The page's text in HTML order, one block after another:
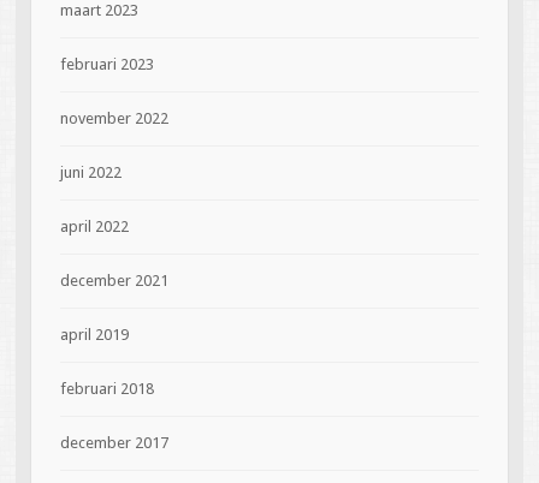
maart 2023
februari 2023
november 2022
juni 2022
april 2022
december 2021
april 2019
februari 2018
december 2017